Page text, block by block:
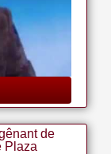
de
Plaza